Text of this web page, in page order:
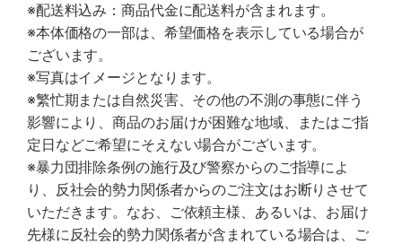
※配送料込み：商品代金に配送料が含まれます。
※本体価格の一部は、希望価格を表示している場合が
ございます。
※写真はイメージとなります。
※繁忙期または自然災害、その他の不測の事態に伴う
影響により、商品のお届けが困難な地域、またはご指
定日などご希望にそえない場合がございます。
※暴力団排除条例の施行及び警察からのご指導によ
り、反社会的勢力関係者からのご注文はお断りさせて
いただきます。なお、ご依頼主様、あるいは、お届け
先様に反社会的勢力関係者が含まれている場合は、ご